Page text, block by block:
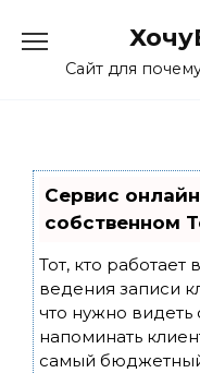
contentСайт для
Сервис
собственном
Тот, кто работает
ведения записи
что нужно видеть
напоминать
самый